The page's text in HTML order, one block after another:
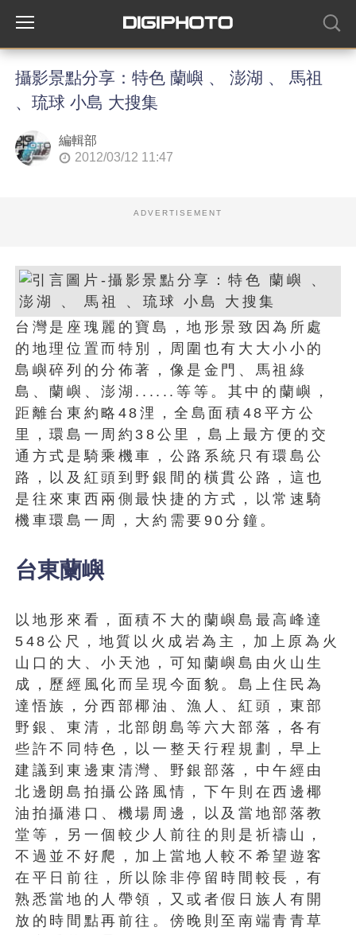
攝影景點分享：特色 蘭嶼 、 澎湖 、 馬祖
、琉球 小島 大搜集
編輯部
2012/03/12 11:47
ADVERTISEMENT
台灣是座瑰麗的寶島，地形景致因為所處
的地理位置而特別，周圍也有大大小小的
島嶼碎列的分佈著，像是金門、馬祖綠
島、蘭嶼、澎湖......等等。其中的蘭嶼，
距離台東約略48浬，全島面積48平方公
里，環島一周約38公里，島上最方便的交
通方式是騎乘機車，公路系統只有環島公
路，以及紅頭到野銀間的橫貫公路，這也
是往來東西兩側最快捷的方式，以常速騎
機車環島一周，大約需要90分鐘。
台東蘭嶼
以地形來看，面積不大的蘭嶼島最高峰達
548公尺，地質以火成岩為主，加上原為火
山口的大、小天池，可知蘭嶼島由火山生
成，歷經風化而呈現今面貌。島上住民為
達悟族，分西部椰油、漁人、紅頭，東部
野銀、東清，北部朗島等六大部落，各有
些許不同特色，以一整天行程規劃，早上
建議到東邊東清灣、野銀部落，中午經由
北邊朗島拍攝公路風情，下午則在西邊椰
油拍攝港口、機場周邊，以及當地部落教
堂等，另一個較少人前往的則是祈禱山，
不過並不好爬，加上當地人較不希望遊客
在平日前往，所以除非停留時間較長，有
熟悉當地的人帶領，又或者假日族人有開
放的時間點再前往。傍晚則至南端青青草